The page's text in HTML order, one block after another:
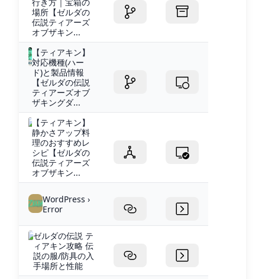
場所【ゼルダの
伝説ティアーズ
オブザキン...
【ティアキン】
対応機種(ハー
ド)と製品情報
【ゼルダの伝説
ティアーズオブ
ザキングダ...
【ティアキン】
静かさアップ料
理のおすすめレ
シピ【ゼルダの
伝説ティアーズ
オブザキン...
WordPress ›
Error
ゼルダの伝説 テ
ィアキン攻略 伝
説の服/防具の入
手場所と性能